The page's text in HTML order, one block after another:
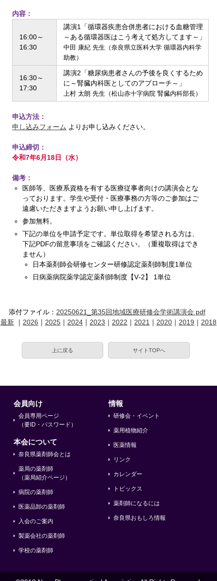
内容：
16:00～
16:30
講演1「循環器疾患合併患者における血糖管理
～ある循環器医はこう考えて処方してます～」
中田 康紀 先生（奈良県立医科大学 循環器内科学
助教）
16:30～
17:30
講演2「糖尿病患者さんの予後を良くするため
に～腎臓内科医としてのアプローチ～」
上村 太朗 先生（松山赤十字病院 腎臓内科部長）
申込方法：
申し込みフォーム よりお申し込みください。
申込締切：
令和7年6月18日（水）
備考：
医師等、医療系資格を有する医療従事者向けの講演会とな
っております。学生や受付・医療事務の方等のご参加はご
遠慮いただきますようお願い申し上げます。
参加無料。
下記の単位を申請予定です。単位取得を希望される方は、
下記PDFの留意事項をご確認ください。（重複取得はでき
ません）
日本薬剤師会研修センター研修認定薬剤師制度1単位
日病薬病院薬学認定薬剤師制度【V‐2】 1単位
添付ファイル： 20250621_第35回地域医療研修会学術講演会.pdf
最新 ｜ 2026 ｜ 2025 ｜ 2024 ｜ 2023 ｜ 2022 ｜ 2021 ｜ 2020 ｜ 2019 ｜ 2018
会員向け
会員専用ページ
（要ID・パスワード）
本会について
奈良県薬剤師会とは
薬局の薬剤師
（薬局紹介ページ）
病院の薬剤師
医薬品卸の薬剤師
入会のご案内
製薬会社の薬剤師
学校の薬剤師
情報
研修会・イベント
薬用植物紹介
医薬情報
リンク
カレンダー
トピックス
薬剤師になるには
奈良県おもしろ情報
上に戻る サイトTOPへ